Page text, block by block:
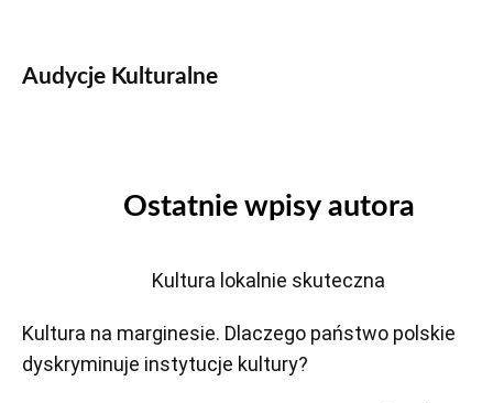
Audycje Kulturalne
Ostatnie wpisy autora
Kultura lokalnie skuteczna
Kultura na marginesie. Dlaczego państwo polskie
dyskryminuje instytucje kultury?